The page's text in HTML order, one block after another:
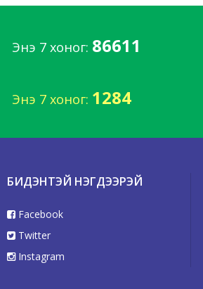
Энэ 7 хоног: 86611
Энэ 7 хоног: 1284
БИДЭНТЭЙ НЭГДЭЭРЭЙ
Facebook
Twitter
Instagram